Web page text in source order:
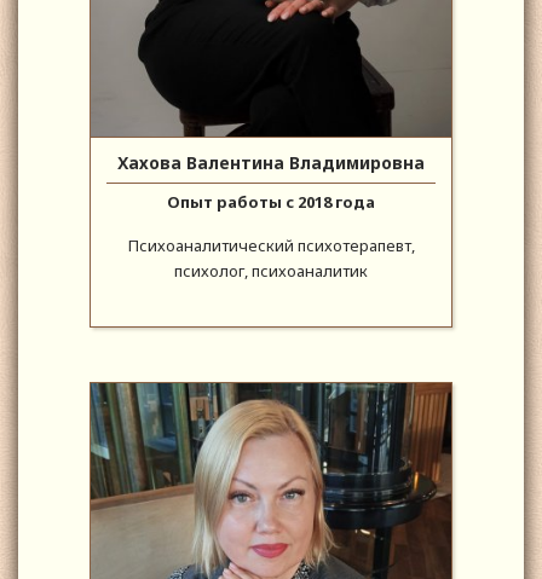
Хахова Валентина Владимировна
Опыт работы с 2018 года
Психоаналитический психотерапевт,
психолог, психоаналитик